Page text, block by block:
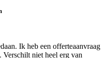
Ik heb een offerteaanvraag
Verschilt niet heel erg van